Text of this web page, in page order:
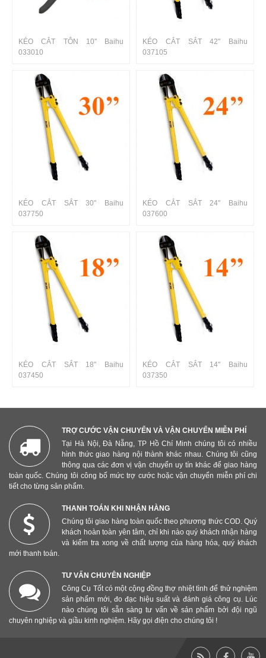
KÉO CẮT TÔN 10'' Baihu
033010
KÉO CẮT SẮT 42" Baihu
037105
KÉO CẮT SẮT 30" Baihu
037750
KÉO CẮT SẮT 24" Baihu
037600
KÉO CẮT SẮT 18" Baihu
037450
KÉO CẮT SẮT 14" Baihu
037350
TRỢ CƯỚC VẬN CHUYỂN VÀ VẬN CHUYỂN MIỄN PHÍ
Tại Hà Nội, Đà Nẵng, TP Hồ Chí Minh chúng tôi có nhiều
hình thức giao hàng nội thành khác nhau. Chúng tôi cũng
thông qua các đơn vị vận chuyển uy tín khác để giao hàng
toàn quốc. Chúng tôi công bố mức trợ cước hoặc vận chuyển miễn phí chi
tiết cho từng sản phẩm.
THANH TOÁN KHI NHẬN HÀNG
Chúng tôi giao hàng toàn quốc theo phương thức COD. Quý
khách hoàn toàn yên tâm, chỉ khi nào quý khách nhận hàng
và kiểm tra xong về chất lượng của hàng hóa, quý khách
mới thanh toán.
TƯ VẤN CHUYÊN NGHIỆP
Công Cụ Tốt có một cộng đồng thợ nhiệt tình để thử nghiệm
sản phẩm mới, đo đạc hiệu suất và đánh giá công cụ. Lúc
nào chúng tôi sẵn sàng tư vấn về sản phẩm bởi đội ngũ
chuyên nghiệp và giầu kinh nghiệm. Hãy gọi điện cho chúng tôi !